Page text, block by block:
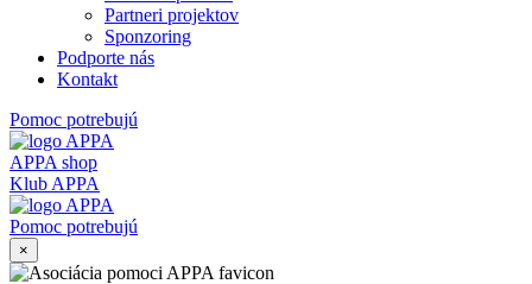
Partneri projektov
Sponzoring
Podporte nás
Kontakt
Pomoc potrebujú
APPA shop
Klub APPA
Pomoc potrebujú
×